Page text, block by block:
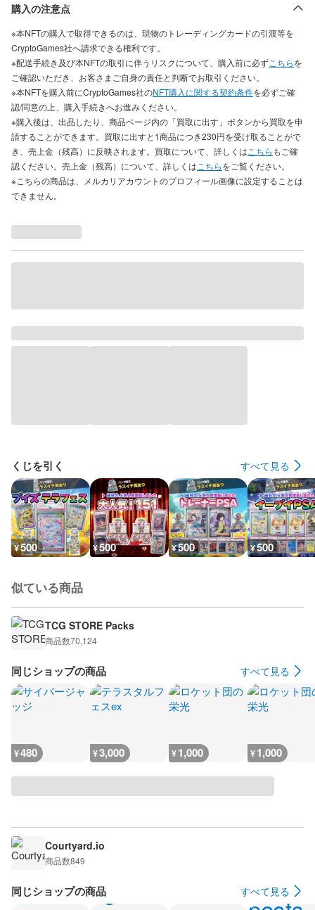
購入の注意点
※本NFTの購入で取得できるのは、現物のトレーディングカードの引渡等を
CryptoGames社へ請求できる権利です。
※配送手続き及び本NFTの取引に伴うリスクについて、購入前に必ずこちらを
ご確認いただき、お客さまご自身の責任と判断でお取引ください。
※本NFTを購入前にCryptoGames社のNFT購入に関する契約条件を必ずご確
認/同意の上、購入手続きへお進みください。
※購入後は、出品したり、商品ページ内の「買取に出す」ボタンから買取を申
請することができます。買取に出すと1商品につき230円を受け取ることがで
き、売上金（残高）に反映されます。買取について、詳しくは こちら もご確
認ください。売上金（残高）について、詳しくは こちらをご覧ください。
※こちらの商品は、メルカリアカウントのプロフィール画像に設定することは
できません。
くじを引く すべて見る
¥500 ¥500 ¥500 ¥500
似ている商品
TCG STORE Packs
商品数70,124
同じショップの商品 すべて見る
¥480 ¥3,000 ¥1,000 ¥1,000
Courtyard.io
商品数849
同じショップの商品 すべて見る